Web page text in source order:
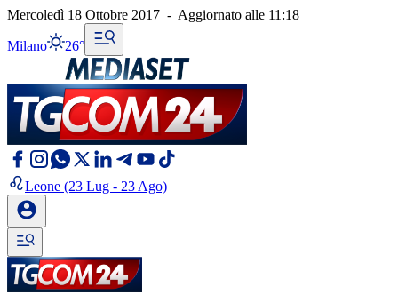
Mercoledì 18 Ottobre 2017 - Aggiornato alle 11:18
Milano 26°
Leone (23 Lug - 23 Ago)